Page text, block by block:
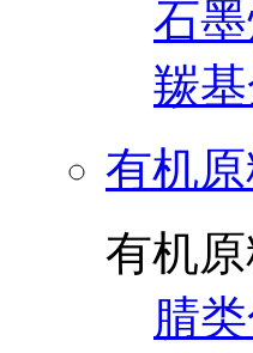
石
羰
有机
有机
腈